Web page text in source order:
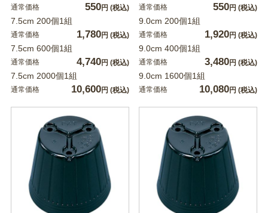
通常価格 550円 (税込)
7.5cm 200個1組
通常価格 1,780円 (税込)
7.5cm 600個1組
通常価格 4,740円 (税込)
7.5cm 2000個1組
通常価格 10,600円 (税込)
通常価格 550円 (税込)
9.0cm 200個1組
通常価格 1,920円 (税込)
9.0cm 400個1組
通常価格 3,480円 (税込)
9.0cm 1600個1組
通常価格 10,080円 (税込)